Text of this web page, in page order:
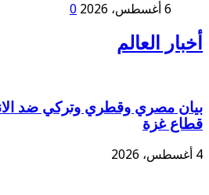
6 أغسطس، 2026 0
أخبار العالم
بيان مصري وقطري وتركي ضد
قطاع غزة
4 أغسطس، 2026